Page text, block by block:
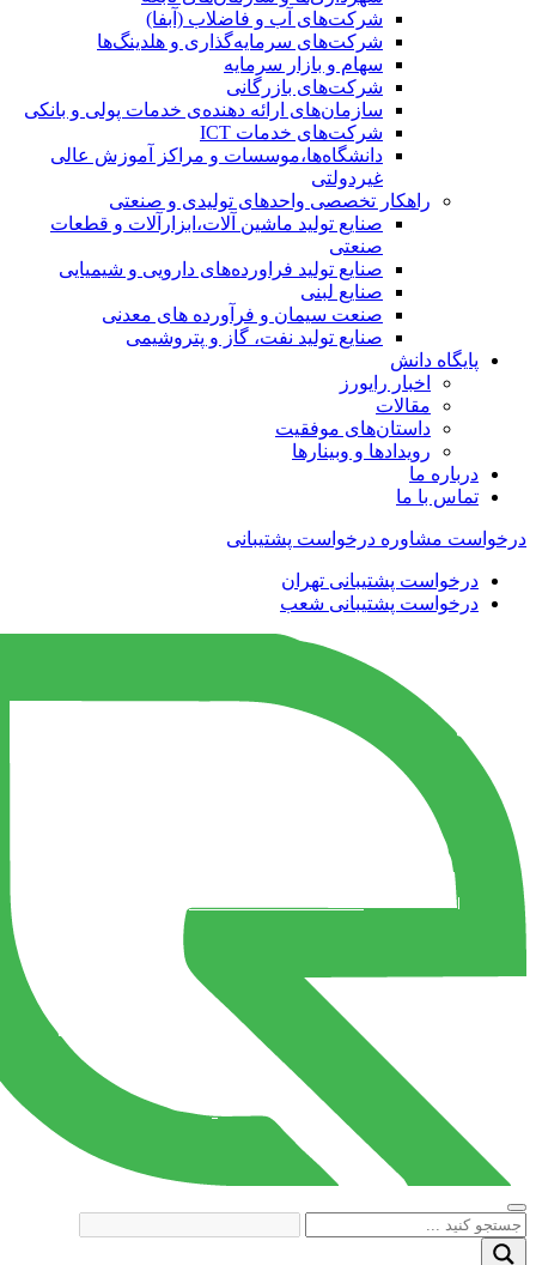
شرکت‌های آب و فاضلاب (آبفا)
شرکت‌های سرمایه‌گذاری و هلدینگ‌ها
سهام و بازار سرمایه
شرکت‌های بازرگانی
سازمان‌های ارائه دهنده‌ی خدمات پولی و بانکی
شرکت‌های خدمات ICT
دانشگاه‌ها،موسسات و مراکز آموزش عالی
غیردولتی
راهکار تخصصی واحدهای تولیدی و صنعتی
صنایع توليد ماشين آلات،ابزارآلات و قطعات
صنعتی
صنایع تولید فراورده‌های دارویی و شیمیایی
صنایع لبنی
صنعت سیمان و فرآورده های معدنی
صنایع تولید نفت، گاز و پتروشيمی
پایگاه دانش
اخبار رایورز
مقالات
داستان‌های موفقیت
رویدادها و وبینارها
درباره ما
تماس با ما
درخواست مشاوره درخواست پشتیبانی
درخواست پشتیبانی تهران
درخواست پشتیبانی شعب